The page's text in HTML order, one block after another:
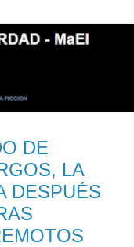
DE
LA
DESPUÉS